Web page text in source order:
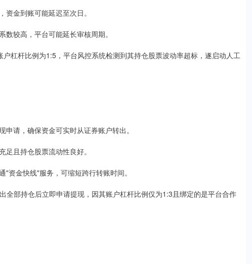
金到账可能延迟至次日。
较高，平台可能延长审核周期。
杠杆比例为1:5，平台风控系统检测到其持仓股票波动率超标，遂启动人工
请，确保资金可实时从证券账户转出。
且持仓股票流动性良好。
资金快线"服务，可缩短跨行转账时间。
全部持仓后立即申请提现，因其账户杠杆比例仅为1:3且绑定的是平台合作